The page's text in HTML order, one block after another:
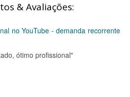
& Avaliações:
no YouTube - demanda recorrente
ótimo profissional"